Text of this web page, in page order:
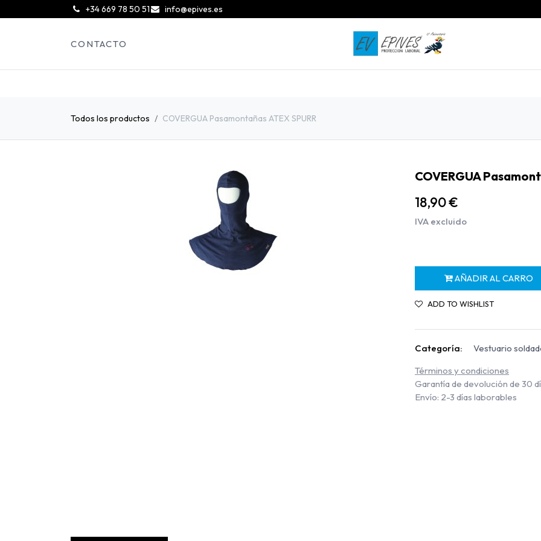
+34 669 78 50 51 info@epives.es
CONTACTO
Todos los productos COVERGUA Pasamontañas ATEX SPURR
COVERGUA
18,90€
IVA excluido
AÑADIR AL CARRO
ADD TO WISHLIST
Categoría:
Vestuario
Términos y condiciones
Garantía de devolución de 30
Envío: 2-3 días laborables